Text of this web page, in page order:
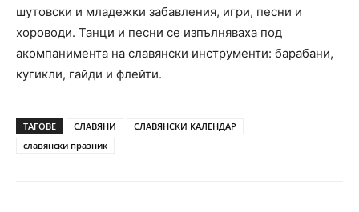
шутовски и младежки забавления, игри, песни и
хороводи. Танци и песни се изпълняваха под
акомпанимента на славянски инструменти: барабани,
кугикли, гайди и флейти.
ТАГОВЕ СЛАВЯНИ
СЛАВЯНСКИ КАЛЕНДАР
славянски празник